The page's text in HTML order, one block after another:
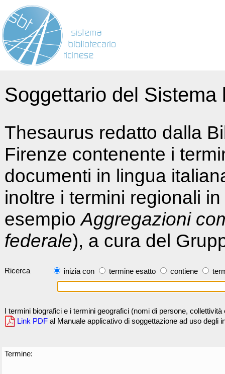
Soggettario del
Thesaurus redatto dalla
Firenze contenente i
documenti in lingua
inoltre i termini regionali
esempioAggregazioni
federale), a cura del
Ricerca inizia con termine esatto contiene
I termini biografici e i termini geografici (nomi di persone,
Link PDF al Manuale applicativo di soggettazione ad uso degli
Termine: